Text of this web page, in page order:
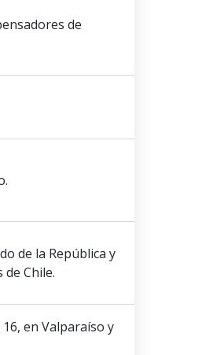
de
de la República y
Chile.
en Valparaíso y